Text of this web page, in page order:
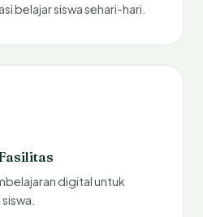
belajar siswa sehari-hari.
digital untuk